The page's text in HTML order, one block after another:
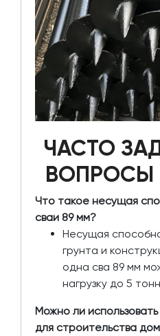
ЧАСТО
ВОПРОСЫ
Что такое несущая
сваи 89 мм?
Несущая
грунта и
одна сва 89 мм
нагрузку до 5
Можно ли
для строительства